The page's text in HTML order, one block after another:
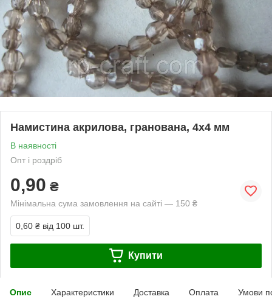
Намистина акрилова, гранована, 4х4 мм
В наявності
Опт і роздріб
0,90 ₴
Мінімальна сума замовлення на сайті — 150 ₴
0,60 ₴ від 100 шт.
Купити
Опис Характеристики Доставка Оплата Умови